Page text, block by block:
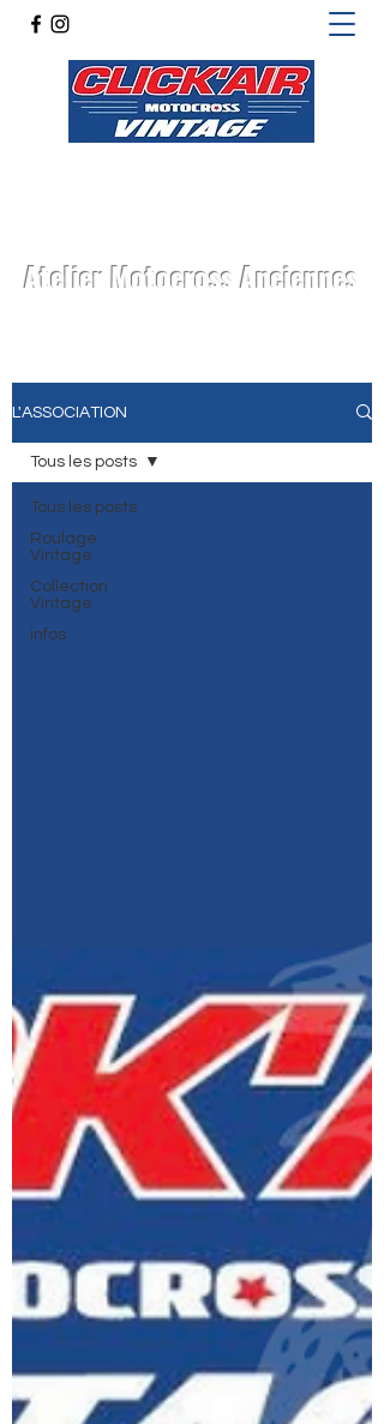
Atelier Motocross Anciennes
L'ASSOCIATION
Tous les posts
Roulage
Vintage
Collection
Vintage
infos
Tous les posts